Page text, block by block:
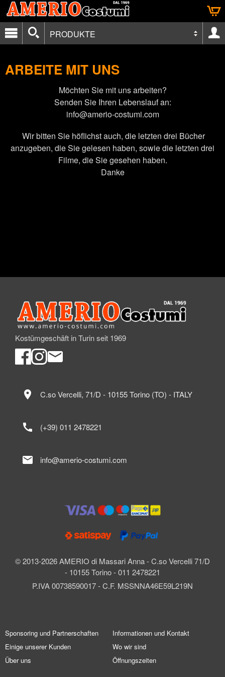
PRODUKTE
ARBEITE MIT UNS
Möchten Sie mit uns arbeiten?
Senden Sie Ihren Lebenslauf an:
info@amerio-costumi.com
Wir bitten Sie höflichst auch, die letzten drei Bücher
anzugeben, die Sie gelesen haben, sowie die letzten drei
Filme, die Sie gesehen haben.
Danke
Kostümgeschäft in Turin seit 1969
© 2013-2026 AMERIO di Massari Anna - C.so Vercelli 71/D
- 10155 Torino - 011 2478221
P.IVA 00738590017 - C.F. MSSNNA46E59L219N
location_on C.so Vercelli, 71/D - 10155 Torino (TO) - ITALY
call (+39) 011 2478221
mail info@amerio-costumi.com
Sponsoring und Partnerschaften
Einige unserer Kunden
Über uns
Informationen und Kontakt
Wo wir sind
Öffnungszeiten